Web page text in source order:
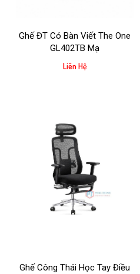
Ghế ĐT Có Bàn Viết The One
GL402TB Mạ
Liên Hệ
Ghế Công Thái Học Tay Điều